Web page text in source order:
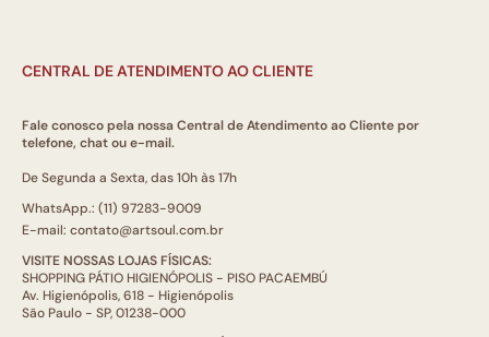
CENTRAL DE ATENDIMENTO AO CLIENTE
Fale conosco pela nossa Central de Atendimento ao Cliente por
telefone, chat ou e-mail.
De Segunda a Sexta, das 10h às 17h
WhatsApp.: (11) 97283-9009
E-mail: contato@artsoul.com.br
VISITE NOSSAS LOJAS FÍSICAS:
SHOPPING PÁTIO HIGIENÓPOLIS - PISO PACAEMBÚ
Av. Higienópolis, 618 - Higienópolis
São Paulo - SP, 01238-000